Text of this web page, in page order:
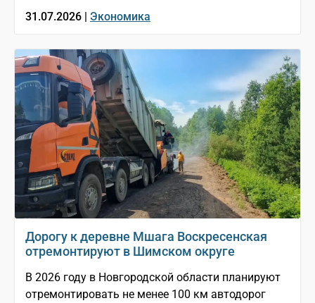
31.07.2026 | Экономика
Дорогу к деревне Мшага Воскресенская
отремонтируют в Шимском округе
В 2026 году в Новгородской области планируют
отремонтировать не менее 100 км автодорог